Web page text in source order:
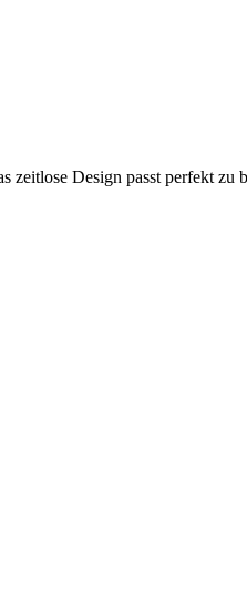
Design passt perfekt zu